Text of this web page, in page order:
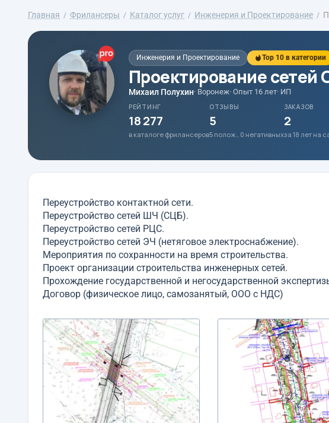
Главная Фрилансеры Каталог услуг Инженерия и Проектирование
Инженерия и Проектирование Top 10 в категории
Проектирование
Михаил Полухин· Воронеж· Опыт 16 лет· ИП
РЕЙТИНГ
18 277
в каталоге фрилансеров
ОТЗЫВЫ
5
5 полож., 0 негативных
ЗАКАЗОВ
2
за 18 лет на
Переустройство контактной сети.
Переустройство сетей ШЧ (СЦБ).
Переустройство сетей РЦС.
Переустройство сетей ЭЧ (нетяговое электроснабжение).
Мероприятия по сохранности на время строительства.
Проект организации строительства инженерных сетей.
Прохождение государственной и негосударственной
Договор (физическое лицо, самозанятый, ООО с НДС)